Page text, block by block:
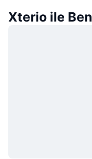
Xterio ile